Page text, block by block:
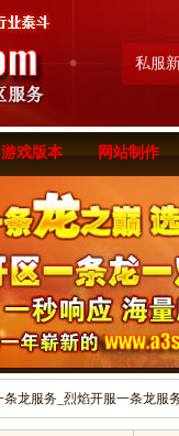
私服
游戏版本 网站制作
龙服务_烈焰开服一条龙服